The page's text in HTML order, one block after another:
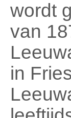
wordt
van
in